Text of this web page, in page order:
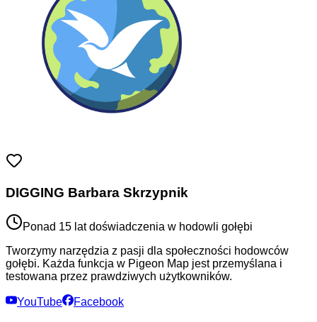
DIGGING Barbara Skrzypnik
Ponad 15 lat doświadczenia w hodowli gołębi
Tworzymy narzędzia z pasji dla społeczności hodowców
gołębi. Każda funkcja w Pigeon Map jest przemyślana i
testowana przez prawdziwych użytkowników.
YouTube Facebook